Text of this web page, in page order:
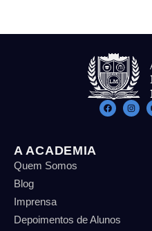
A ACADEMIA
Quem Somos
Blog
Imprensa
Depoimentos de Alunos